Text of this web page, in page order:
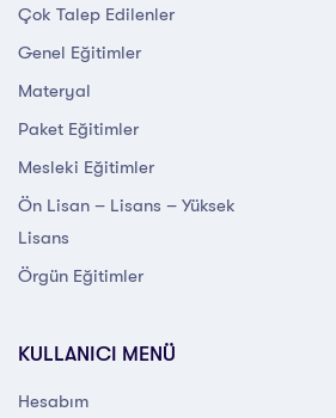
Çok Talep Edilenler
Genel Eğitimler
Materyal
Paket Eğitimler
Mesleki Eğitimler
Ön Lisan – Lisans – Yüksek
Lisans
Örgün Eğitimler
KULLANICI MENÜ
Hesabım